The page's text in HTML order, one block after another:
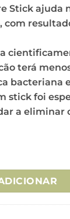
Stick ajuda
com
terá
bacteriana
stick foi
a eliminar
Cão Snack